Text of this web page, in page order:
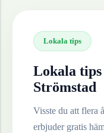
Lokala tips
Lokala
Strömstad
Visste du att flera
erbjuder gratis